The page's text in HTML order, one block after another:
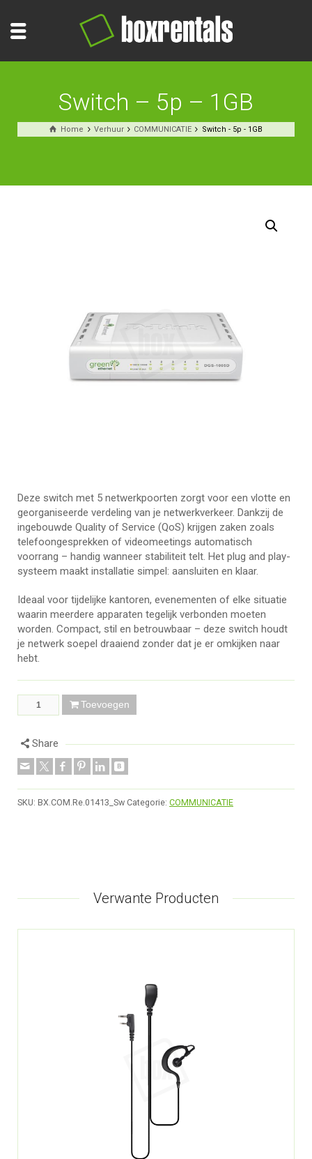
Switch – 5p – 1GB
Home Verhuur COMMUNICATIE Switch - 5p - 1GB
Deze switch met 5 netwerkpoorten zorgt voor een vlotte en
georganiseerde verdeling van je netwerkverkeer. Dankzij de
ingebouwde Quality of Service (QoS) krijgen zaken zoals
telefoongesprekken of videomeetings automatisch
voorrang – handig wanneer stabiliteit telt. Het plug and play-
systeem maakt installatie simpel: aansluiten en klaar.
Ideaal voor tijdelijke kantoren, evenementen of elke situatie
waarin meerdere apparaten tegelijk verbonden moeten
worden. Compact, stil en betrouwbaar – deze switch houdt
je netwerk soepel draaiend zonder dat je er omkijken naar
hebt.
Toevoegen
Share
SKU: BX.COM.Re.01413_Sw Categorie: COMMUNICATIE
Verwante Producten